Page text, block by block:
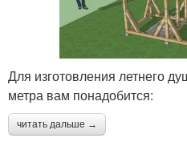
Для изготовления летнего
метра вам понадобится:
читать дальше →